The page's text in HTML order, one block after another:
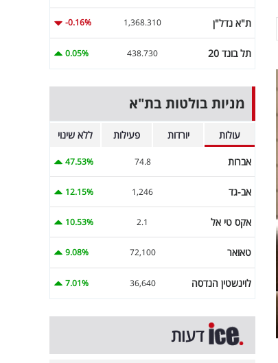
ת"א נדל"ן 1,368.310
-0.16%
תל בונד 20 438.730
0.05%
מניות בולטות בת"א
עולות יורדות פעילות ללא שינוי
אברות 74.8
47.53%
אב-גד 1,246
12.15%
אקס טי אל 2.1
10.53%
טאואר 72,100
9.08%
לוינשטין הנדסה 36,640
7.01%
דעות